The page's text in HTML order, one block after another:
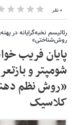
۰ نفر
رئالیسم نخبه‌گرایانه در
روش‌شناختی»
پایان فریب
شومپتر و
«روش نظم
کلاسیک